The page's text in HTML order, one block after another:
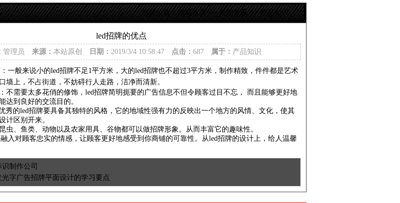
当前位置：网站首页 >>新闻资讯>>产品知识
led招牌的优点
管理员 来源： 本站原创 日期： 2019/3/4 10:58:47 点击： 687 属于： 产品知识
一般来说小的led招牌不足1平方米，大的led招牌也不超过3平方米，制作精致，件件都是艺术
墙上，不占街道，不妨碍行人走路，洁净而清新。
不需要太多花俏的修饰，led招牌简明扼要的广告信息不但令顾客过目不忘， 而且能够更好地
达到良好的交流目的。
秀的led招牌要具备其独特的风格，它的地域性强有力的反映出一个地方的风情、文化，使其
计区别开来。
虫、鱼类、动物以及农家用具、谷物都可以做招牌形象。从而丰富它的趣味性。
入对顾客忠实的情感，让顾客更好地感受到你商铺的可靠性。从led招牌的设计上，给人温馨
识制作公司
光字广告招牌平面设计的学习要点